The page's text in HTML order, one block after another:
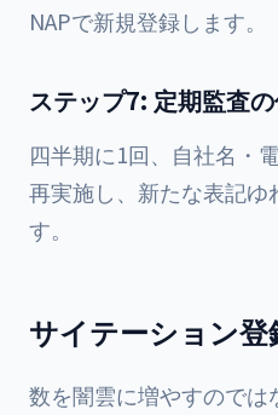
NAPで新規登録します。
ステップ7: 定期監査
四半期に1回、自社名・
再実施し、新たな表記ゆ
す。
サイテーション
数を闇雲に増やすので